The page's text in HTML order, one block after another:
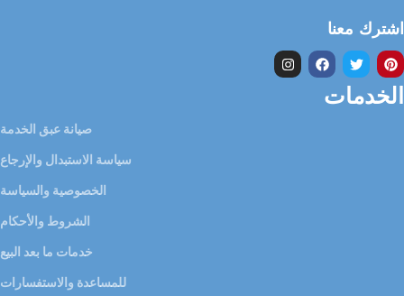
اشترك معنا
الخدمات
صيانة عبق الخدمة
سياسة الاستبدال والإرجاع
الخصوصية والسياسة
الشروط والأحكام
خدمات ما بعد البيع
للمساعدة والاستفسارات